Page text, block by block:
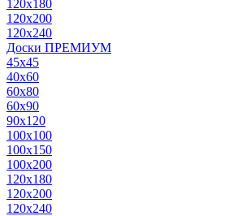
120x180
120x200
120x240
Доски ПРЕМИУМ
45x45
40x60
60x80
60x90
90x120
100x100
100x150
100x200
120x180
120x200
120x240